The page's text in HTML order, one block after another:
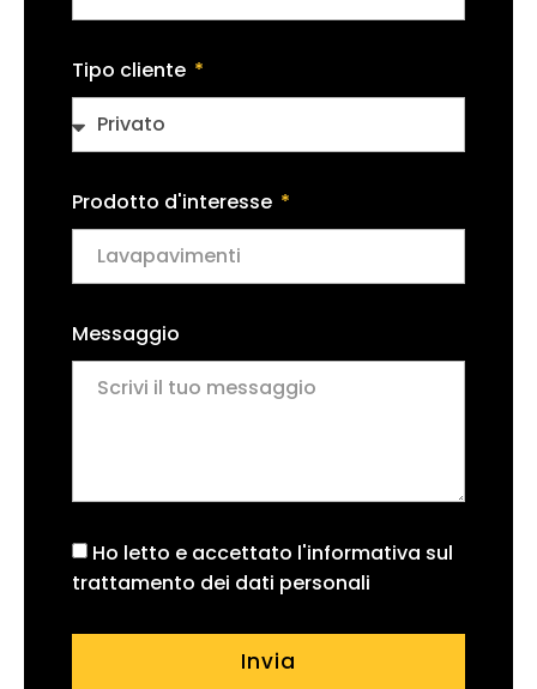
Tipo cliente
Prodotto d'interesse
Messaggio
Ho letto e accettato l'informativa sul
trattamento dei dati personali
Invia